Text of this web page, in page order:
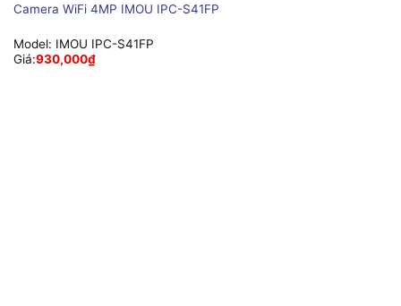
Camera WiFi 4MP IMOU IPC-S41FP
Model: IMOU IPC-S41FP
Giá:930,000₫